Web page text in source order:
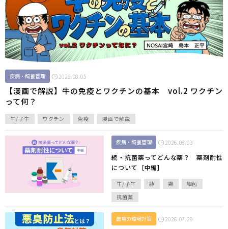
疾病・飼養管理 2026.08.05
【漫画で解説】牛の免疫とワクチンの基本 vol.2 ワクチン
って何？
牛/子牛 ワクチン 免疫 漫画で解説
疾病・飼養管理 2026.08.03
続・抗菌薬ってどんな薬？ 薬剤耐性
について［中編］
牛/子牛 豚 鶏
細菌
抗菌薬
農場の環境対策 2026.07.29